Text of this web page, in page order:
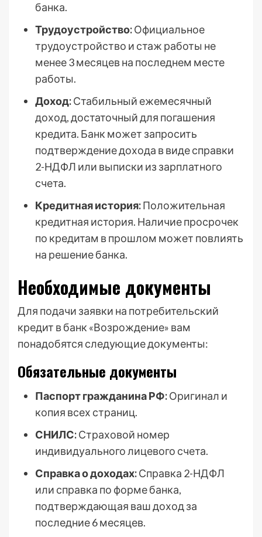
банка.
Трудоустройство:Официальное
трудоустройство и стаж работы не
менее 3 месяцев на последнем месте
работы.
Доход:Стабильный ежемесячный
доход, достаточный для погашения
кредита. Банк может запросить
подтверждение дохода в виде справки
2-НДФЛ или выписки из зарплатного
счета.
Кредитная история:Положительная
кредитная история. Наличие просрочек
по кредитам в прошлом может повлиять
на решение банка.
Необходимые документы
Для подачи заявки на потребительский
кредит в банк «Возрождение» вам
понадобятся следующие документы:
Обязательные документы
Паспорт гражданина РФ:Оригинал и
копия всех страниц.
СНИЛС:Страховой номер
индивидуального лицевого счета.
Справка о доходах:Справка 2-НДФЛ
или справка по форме банка,
подтверждающая ваш доход за
последние 6 месяцев.